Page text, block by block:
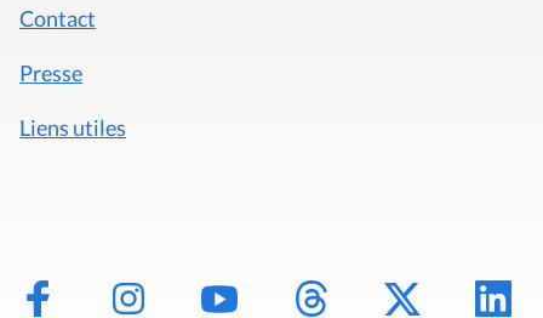
Contact
Presse
Liens utiles